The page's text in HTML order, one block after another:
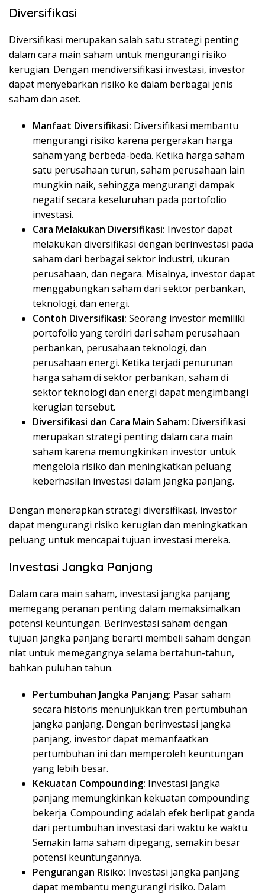
Diversifikasi
Diversifikasi merupakan salah satu strategi penting
dalam cara main saham untuk mengurangi risiko
kerugian. Dengan mendiversifikasi investasi, investor
dapat menyebarkan risiko ke dalam berbagai jenis
saham dan aset.
Manfaat Diversifikasi: Diversifikasi membantu
mengurangi risiko karena pergerakan harga
saham yang berbeda-beda. Ketika harga saham
satu perusahaan turun, saham perusahaan lain
mungkin naik, sehingga mengurangi dampak
negatif secara keseluruhan pada portofolio
investasi.
Cara Melakukan Diversifikasi: Investor dapat
melakukan diversifikasi dengan berinvestasi pada
saham dari berbagai sektor industri, ukuran
perusahaan, dan negara. Misalnya, investor dapat
menggabungkan saham dari sektor perbankan,
teknologi, dan energi.
Contoh Diversifikasi: Seorang investor memiliki
portofolio yang terdiri dari saham perusahaan
perbankan, perusahaan teknologi, dan
perusahaan energi. Ketika terjadi penurunan
harga saham di sektor perbankan, saham di
sektor teknologi dan energi dapat mengimbangi
kerugian tersebut.
Diversifikasi dan Cara Main Saham: Diversifikasi
merupakan strategi penting dalam cara main
saham karena memungkinkan investor untuk
mengelola risiko dan meningkatkan peluang
keberhasilan investasi dalam jangka panjang.
Dengan menerapkan strategi diversifikasi, investor
dapat mengurangi risiko kerugian dan meningkatkan
peluang untuk mencapai tujuan investasi mereka.
Investasi Jangka Panjang
Dalam cara main saham, investasi jangka panjang
memegang peranan penting dalam memaksimalkan
potensi keuntungan. Berinvestasi saham dengan
tujuan jangka panjang berarti membeli saham dengan
niat untuk memegangnya selama bertahun-tahun,
bahkan puluhan tahun.
Pertumbuhan Jangka Panjang: Pasar saham
secara historis menunjukkan tren pertumbuhan
jangka panjang. Dengan berinvestasi jangka
panjang, investor dapat memanfaatkan
pertumbuhan ini dan memperoleh keuntungan
yang lebih besar.
Kekuatan Compounding: Investasi jangka
panjang memungkinkan kekuatan compounding
bekerja. Compounding adalah efek berlipat ganda
dari pertumbuhan investasi dari waktu ke waktu.
Semakin lama saham dipegang, semakin besar
potensi keuntungannya.
Pengurangan Risiko: Investasi jangka panjang
dapat membantu mengurangi risiko. Dalam